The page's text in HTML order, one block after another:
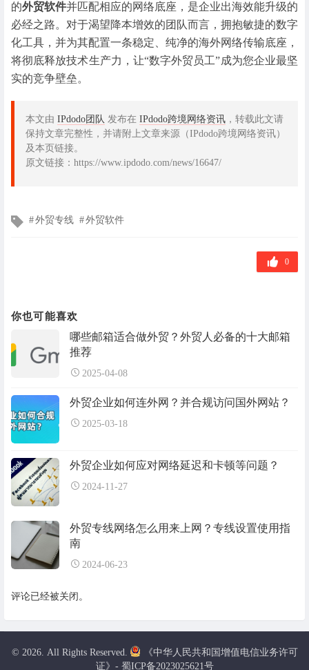
的外贸软件并匹配相应的网络底座，是企业出海效能升级的
必经之路。 对于渴望降本增效的团队而言，拥抱敏捷的数字
化工具，并为其配置一条稳定、纯净的海外网络传输底座 ，
将彻底释放技术生产力，让“数字外贸员工”成为您企业最坚
实的竞争壁垒。
本文由 IPdodo团队 发布在 IPdodo跨境网络资讯 ，转载此文请
保持文章完整性，并请附上文章来源（IPdodo跨境网络资讯）
及本页链接。
原文链接：https://www.ipdodo.com/news/16647/
文外贸专线 外贸软件
0
你也可能喜欢
哪些邮箱适合做外贸？外贸人必备的十大邮箱
推荐
2025-04-08
外贸企业如何连外网？并合规访问国外网站？
2025-03-18
外贸企业如何应对网络延迟和卡顿等问题？
2024-11-27
外贸专线网络怎么用来上网？专线设置使用指
南
2024-06-23
评论已经被关闭。
© 2026. All Rights Reserved.
《中华人民共和国增值电信业务许可
证》- 蜀ICP备2023025621号